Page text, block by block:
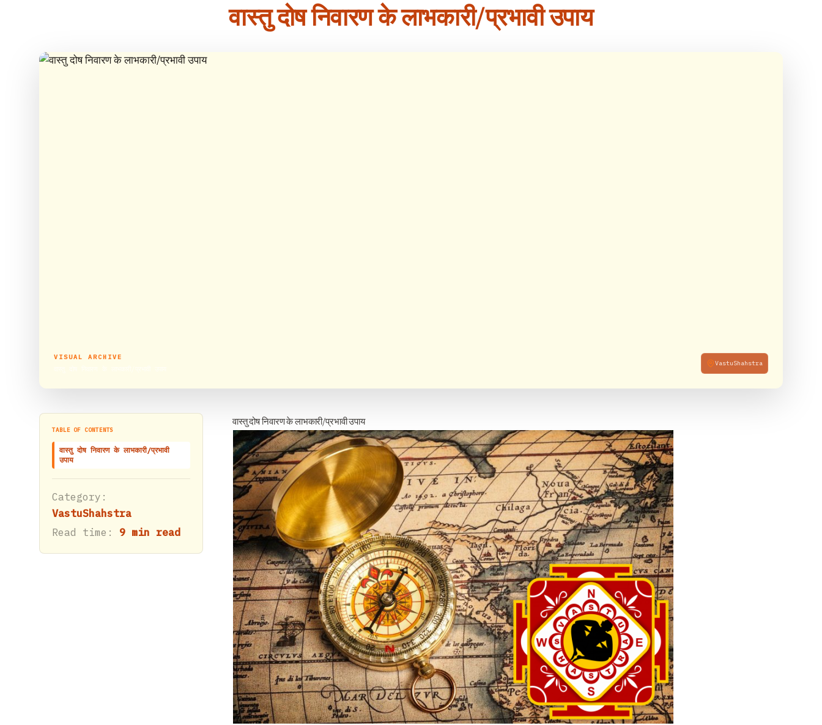
वास्तु दोष निवारण के लाभकारी/प्रभावी उपाय
VISUAL ARCHIVE
VastuShahstra
TABLE OF CONTENTS
वास्तु दोष निवारण के लाभकारी/प्रभावी
उपाय
Category:
VastuShahstra
Read time: 9 min read
वास्तु दोष निवारण के लाभकारी/प्रभावी उपाय